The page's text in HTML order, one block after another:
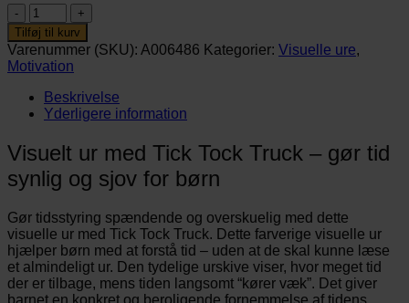
Visuel
timer
-
Tick
Tock
Truck
antal
Tilføj til kurv
Varenummer (SKU): A006486 Kategorier: Visuelle ure,
Motivation
Beskrivelse
Yderligere information
Visuelt ur med Tick Tock Truck – gør tid
synlig og sjov for børn
Gør tidsstyring spændende og overskuelig med dette
visuelle ur med Tick Tock Truck. Dette farverige visuelle ur
hjælper børn med at forstå tid – uden at de skal kunne læse
et almindeligt ur. Den tydelige urskive viser, hvor meget tid
der er tilbage, mens tiden langsomt “kører væk”. Det giver
barnet en konkret og beroligende fornemmelse af tidens